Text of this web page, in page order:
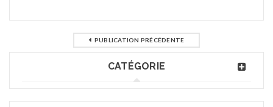
PUBLICATION PRÉCÉDENTE
CATÉGORIE